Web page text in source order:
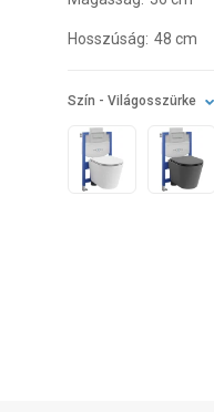
Hosszúság: 48 cm
Szín - Világosszürke